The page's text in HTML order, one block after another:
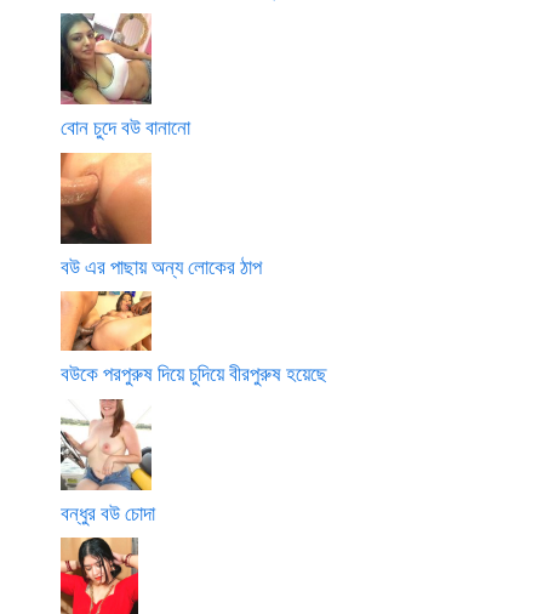
বোন চুদে বউ বানানো
বউ এর পাছায় অন্য লোকের ঠাপ
বউকে পরপুরুষ দিয়ে চুদিয়ে বীরপুরুষ হয়েছে
বন্ধুর বউ চোদা